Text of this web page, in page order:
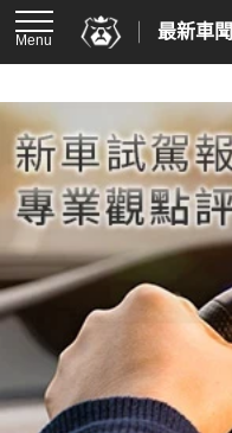
Menu 最新車聞